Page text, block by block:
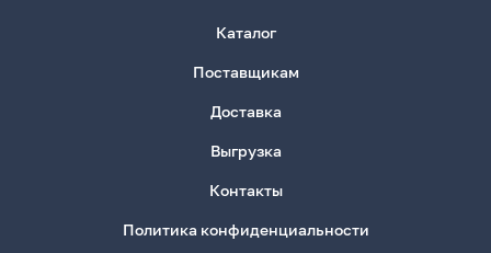
Каталог
Поставщикам
Доставка
Выгрузка
Контакты
Политика конфиденциальности